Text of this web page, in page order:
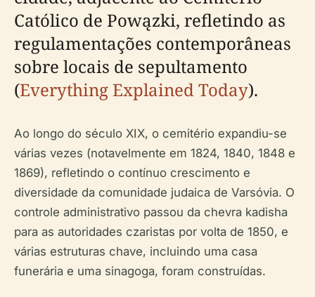
Católico de Powązki, refletindo as
regulamentações contemporâneas
sobre locais de sepultamento
(Everything Explained Today).
Ao longo do século XIX, o cemitério expandiu-se
várias vezes (notavelmente em 1824, 1840, 1848 e
1869), refletindo o contínuo crescimento e
diversidade da comunidade judaica de Varsóvia. O
controle administrativo passou da chevra kadisha
para as autoridades czaristas por volta de 1850, e
várias estruturas chave, incluindo uma casa
funerária e uma sinagoga, foram construídas.